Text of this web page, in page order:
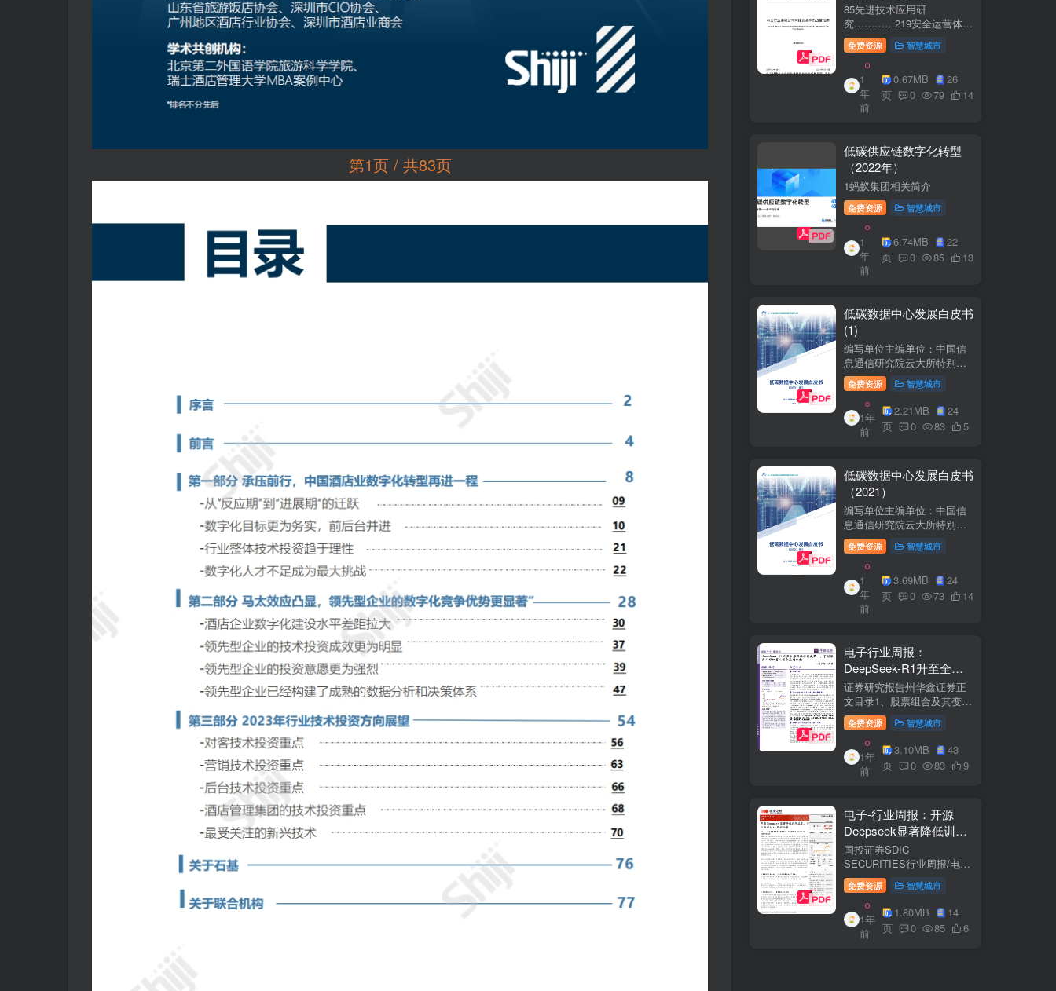
第1页 / 共83页
85先进技术应用研
究…………219安全运营体
系……2291网络安全运
营..2292业务安全运
营.......249.3网络与业务安全
联动.·26
免费资源 智慧城市
1
年
前
0.67MB
26
页
0 79 14
低碳供应链数字化转型
（2022年）
1蚂蚁集团相关简介
免费资源 智慧城市
1
年
前
6.74MB
22
页
0 85 13
低碳数据中心发展白皮书
(1)
编写单位主编单位：中国信
息通信研究院云大所特别鸣
谢：百度、阿里巴巴、腾
讯、中金数据、秦淮数据、
万国数据、河北省凤凰谷零
碳发展研究院、绿色和平等
单位的大力支持。
免费资源 智慧城市
1年
前
2.21MB
24
页
0 83 5
低碳数据中心发展白皮书
（2021）
编写单位主编单位：中国信
息通信研究院云大所特别鸣
谢：百度、阿里巴巴、腾
讯、中金数据、秦准数据、
万国数据、河北省凤凰谷零
碳发展研究院、绿色和平等
单位的大力支持。
免费资源 智慧城市
1
年
前
3.69MB
24
页
0 73 14
电子行业周报：
DeepSeek-R1升至全球
风格控制类第一，宇树推
出人形机器人首个应用方
案
证券研究报告州华鑫证券正
文目录1、股票组合及其变
化.51.1、本周重点推荐及推
荐组...51.2、海外龙头一
览。62、周度行情分析及展
望.…82.1、周涨幅排行…
2.2、行业重点公司估值水平
免费资源 智慧城市
1年
前
3.10MB
43
页
0 83 9
电子-行业周报：开源
Deepseek显著降低训练
成本，关注推理与AI终端
进展
国投证券SDIC
SECURITIES行业周报/电于
目内容目录1.本周新闻一
览.42.行业数据跟踪.…62.1.
半导体：半导体行业：两大
收购事件来袭...62.2.SiC:8家
碳化硅相关企业完成融
免费资源 智慧城市
1年
前
1.80MB
14
页
0 85 6